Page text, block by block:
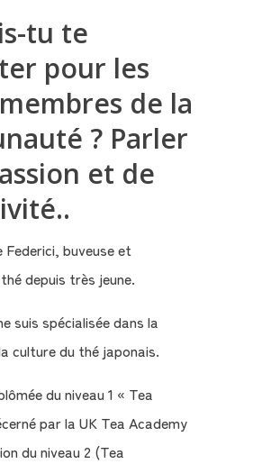
tu te
pour les
de la
? Parler
et de
Federici, buveuse et
depuis très jeune.
suis spécialisée dans la
culture du thé japonais.
du niveau 1 « Tea
par la UK Tea Academy
du niveau 2 (Tea